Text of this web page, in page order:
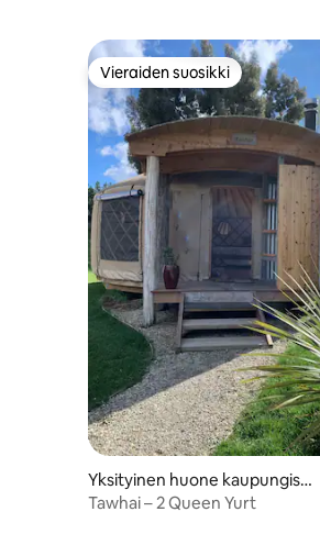
Vieraiden suosikki
Vieraiden suosikki
Yksityinen huone kaupungiss
a Wānaka
Tawhai – 2 Queen Yurt